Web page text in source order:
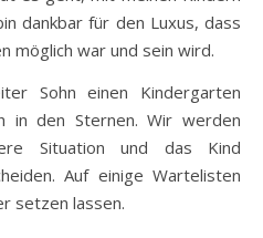
dankbar für den Luxus, dass
möglich war und sein wird.
Sohn einen Kindergarten
in den Sternen. Wir werden
Situation und das Kind
Auf einige Wartelisten
setzen lassen.